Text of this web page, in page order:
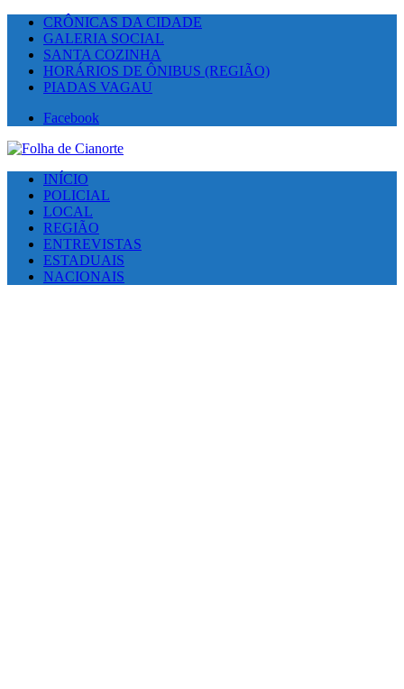
CRÔNICAS DA CIDADE
GALERIA SOCIAL
SANTA COZINHA
HORÁRIOS DE ÔNIBUS (REGIÃO)
PIADAS VAGAU
Facebook
INÍCIO
POLICIAL
LOCAL
REGIÃO
ENTREVISTAS
ESTADUAIS
NACIONAIS